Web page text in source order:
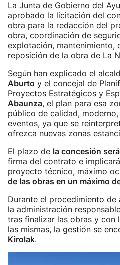
La Junta de Gobierno del
aprobado la licitación del
obra para la redacción del
obra, coordinación de
explotación, mantenimiento,
reposición de la obra de La
Según han explicado el
Aburto y el concejal de
Proyectos Estratégicos y
Abaunza, el plan para esa
público de calidad,
eventos, ya que se
ofrezca nuevas zonas
El plazo de la concesión
firma del contrato e
proyecto técnico, máximo
de las obras en un máximo
Durante el procedimiento
la administración
tras finalizar las obras y con
las mismas, la gestión se
Kirolak.